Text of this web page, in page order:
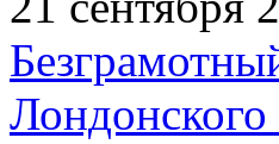
Лондонского